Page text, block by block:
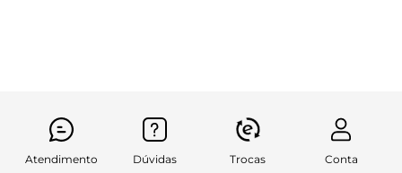
Atendimento Dúvidas Trocas Conta